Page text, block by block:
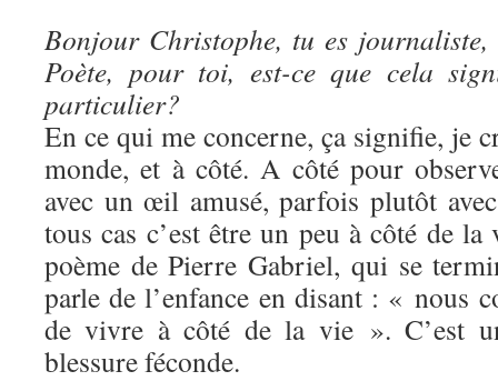
Bonjour Christophe, tu es journaliste,
Poète, pour toi, est-ce que cela
particulier?
En ce qui me concerne, ça signifie, je
monde, et à côté. A côté pour
avec un œil amusé, parfois plutôt
tous cas c’est être un peu à côté de
poème de Pierre Gabriel, qui se
parle de l’enfance en disant : « nous
de vivre à côté de la vie ». C’est
blessure féconde.